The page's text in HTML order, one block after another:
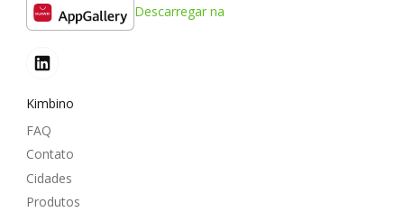
Descarregar na
Kimbino
FAQ
Contato
Cidades
Produtos